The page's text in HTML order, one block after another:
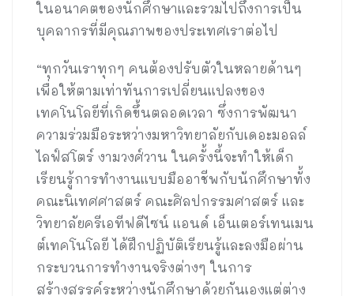
ในอนาคตของนักศึกษาและรวมไปถึงการเป็น
บุคลากรที่มีคุณภาพของประเทศเราต่อไป
“ทุกวันเราทุกๆ คนต้องปรับตัวในหลายด้านๆ
เพื่อให้ตามเท่าทันการเปลี่ยนแปลงของ
เทคโนโลยีที่เกิดขึ้นตลอดเวลา ซึ่งการพัฒนา
ความร่วมมือระหว่างมหาวิทยาลัยกับเดอะมอลล์
ไลฟ์สโตร์ งามวงศ์วาน ในครั้งนี้จะทำให้เด็ก
เรียนรู้การทำงานแบบมืออาชีพกับนักศึกษาทั้ง
คณะนิเทศศาสตร์ คณะศิลปกรรมศาสตร์ และ
วิทยาลัยครีเอทีฟดีไซน์ แอนด์ เอ็นเตอร์เทนเมน
ต์เทคโนโลยี ได้ฝึกปฏิบัติเรียนรู้และลงมือผ่าน
กระบวนการทำงานจริงต่างๆ ในการ
สร้างสรรค์ระหว่างนักศึกษาด้วยกันเองแต่ต่าง